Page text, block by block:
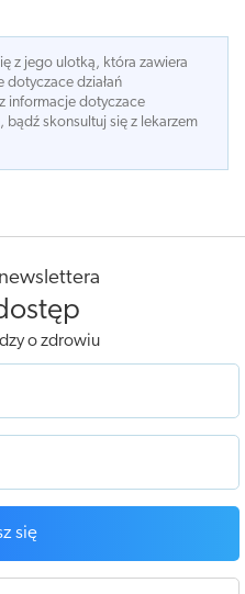
z jego ulotką, która zawiera
dotyczace działań
informacje dotyczace
skonsultuj się z lekarzem
o zdrowiu
się